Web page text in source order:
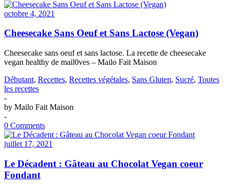
octobre 4, 2021
Cheesecake Sans Oeuf et Sans Lactose (Vegan)
Cheesecake sans oeuf et sans lactose. La recette de cheesecake
vegan healthy de mail0ves – Mailo Fait Maison
Débutant, Recettes, Recettes végétales, Sans Gluten, Sucré, Toutes
les recettes
-
by Mailo Fait Maison
-
0 Comments
juillet 17, 2021
Le Décadent : Gâteau au Chocolat Vegan coeur
Fondant